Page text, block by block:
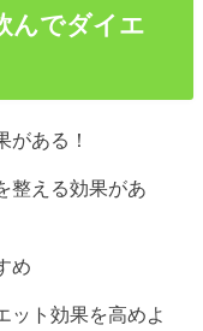
んでダイエ
がある！
整える効果があ
め
ット効果を高めよ